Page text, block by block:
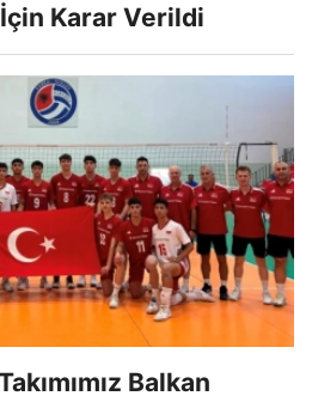
Karar Verildi
Balkan